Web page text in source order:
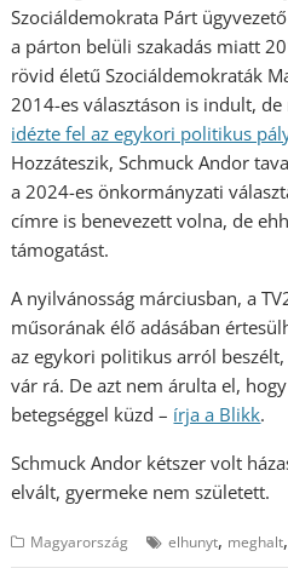
Szociáldemokrata Párt
a párton belüli szakadás miatt
rövid életű Szociáldemokraták
2014-es választáson is indult,
idézte fel az egykori politikus
Hozzáteszik, Schmuck Andor
a 2024-es önkormányzati
címre is benevezett volna, de
támogatást.
A nyilvánosság márciusban, a
műsorának élő adásában
az egykori politikus arról
vár rá. De azt nem árulta el,
betegséggel küzd – írja a Blikk.
Schmuck Andor kétszer volt
elvált, gyermeke nem született.
Magyarország elhunyt, meghalt